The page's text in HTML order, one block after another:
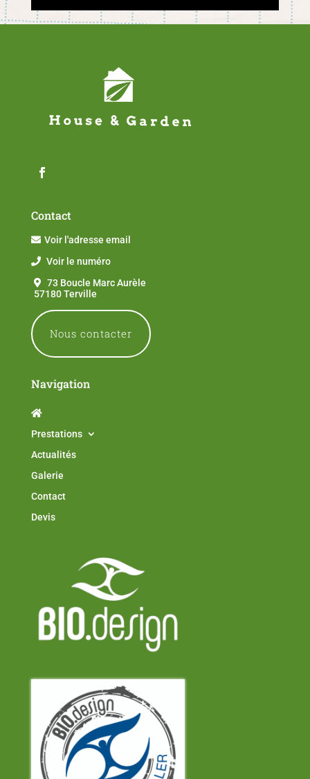
Contact
Voir l'adresse email
Voir le numéro
73 Boucle Marc Aurèle
57180 Terville
Nous contacter
Navigation
Prestations
Actualités
Galerie
Contact
Devis